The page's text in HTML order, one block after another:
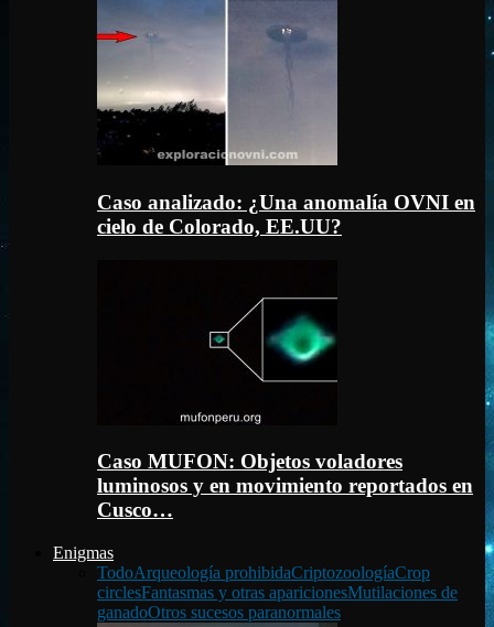
Caso analizado: ¿Una anomalía OVNI en
cielo de Colorado, EE.UU?
Caso MUFON: Objetos voladores
luminosos y en movimiento reportados en
Cusco…
Enigmas
TodoArqueología prohibidaCriptozoologíaCrop
circlesFantasmas y otras aparicionesMutilaciones de
ganadoOtros sucesos paranormales